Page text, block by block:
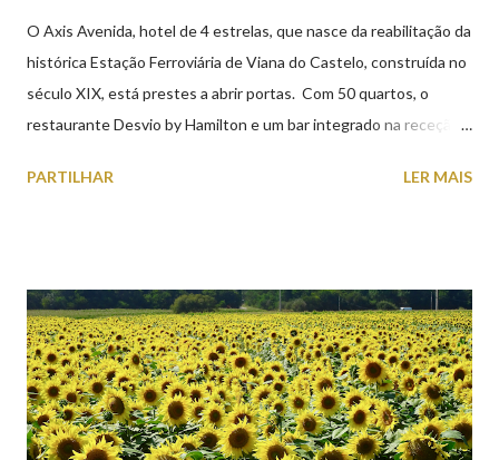
O Axis Avenida, hotel de 4 estrelas, que nasce da reabilitação da
histórica Estação Ferroviária de Viana do Castelo, construída no
século XIX, está prestes a abrir portas. Com 50 quartos, o
restaurante Desvio by Hamilton e um bar integrado na receção,
peças históricas cedidas pela IP Património que homenageiam a
PARTILHAR LER MAIS